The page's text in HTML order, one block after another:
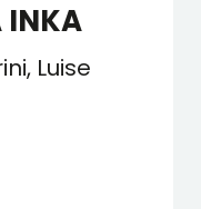
INKA
Luise